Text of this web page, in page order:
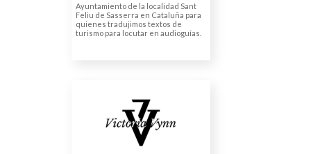
Ayuntamiento de la localidad Sant
Feliu de Sasserra en Cataluña para
quienes tradujimos textos de
turismo para locutar en audioguías.
GROUP SPÓŁKA Z
OGRANICZONĄ
ODPOWIEDZIALNOŚCIĄ)
Traducción de catálogos de